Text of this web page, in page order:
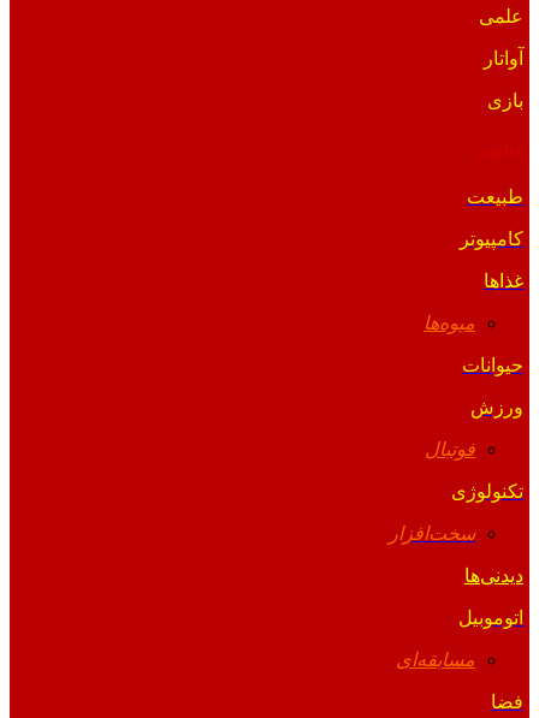
علمی
آواتار
بازی
طبیعت
کامپیوتر
غذاها
میوه‌ها
حیوانات
ورزش
فوتبال
تکنولوژی
سخت‌افزار
دیدنی‌ها
اتوموبیل
مسابقه‌ای
فضا